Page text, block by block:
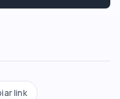
link